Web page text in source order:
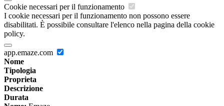
Cookie necessari per il funzionamento
I cookie necessari per il funzionamento non possono essere
disabilitati. È possibile consultare l'elenco nella pagina della cookie
policy.
app.emaze.com
Nome
Tipologia
Proprieta
Descrizione
Durata